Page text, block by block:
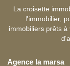
La croisette
l'immobilier,
immobiliers prêts
Agence la marsa